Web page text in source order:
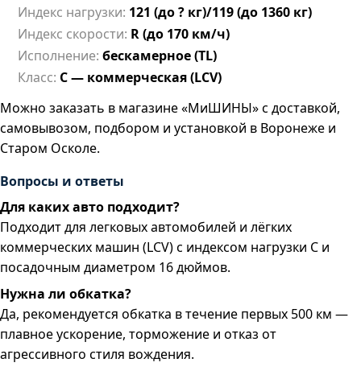
Индекс нагрузки: 121 (до ? кг)/119 (до 1360 кг)
Индекс скорости: R (до 170 км/ч)
Исполнение: бескамерное (TL)
Класс: C — коммерческая (LCV)
Можно заказать в магазине «МиШИНЫ» с доставкой,
самовывозом, подбором и установкой в Воронеже и
Старом Осколе.
Вопросы и ответы
Для каких авто подходит?
Подходит для легковых автомобилей и лёгких
коммерческих машин (LCV) с индексом нагрузки C и
посадочным диаметром 16 дюймов.
Нужна ли обкатка?
Да, рекомендуется обкатка в течение первых 500 км —
плавное ускорение, торможение и отказ от
агрессивного стиля вождения.